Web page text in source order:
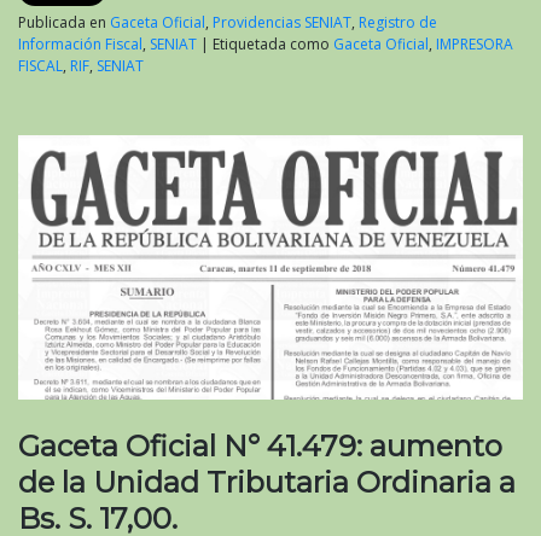
Publicada en Gaceta Oficial, Providencias SENIAT, Registro de
Información Fiscal, SENIAT | Etiquetada como Gaceta Oficial, IMPRESORA
FISCAL, RIF, SENIAT
Gaceta Oficial N° 41.479: aumento
de la Unidad Tributaria Ordinaria a
Bs. S. 17,00.